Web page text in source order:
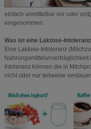
einfach unmittelbar vor oder
eingenommen.
Was ist eine Laktose-
Eine Laktose-Intoleranz
Intoleranz können die in
nicht oder nur teilweise